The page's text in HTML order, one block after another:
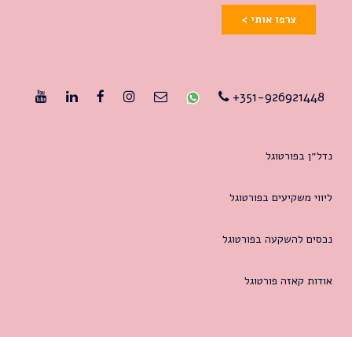
צרפו אותי >
351-926921448+
נדל״ן בפורטוגל
ליווי משקיעים בפורטוגל
נכסים להשקעה בפורטוגל
אודות קאזה פורטוגל